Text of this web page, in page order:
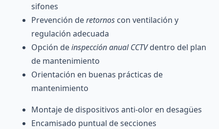
sifones
Prevención deretornos con ventilación y
regulación adecuada
Opción deinspección anual CCTVdentro del plan
de mantenimiento
Orientación en buenas prácticas de
mantenimiento
Montaje de dispositivos anti-olor en desagües
Encamisado puntual de secciones